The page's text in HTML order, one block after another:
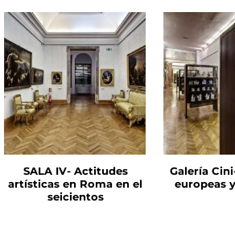
SALA IV- Actitudes
artísticas en Roma en el
seicientos
Galería
europeas